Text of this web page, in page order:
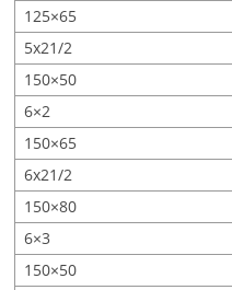
125×65
5x21/2
150×50
6×2
150×65
6x21/2
150×80
6×3
150×50